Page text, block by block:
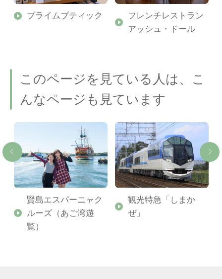
プライムブティック
フレンチレストラン
アッシュ・ドール
このページを見ている人は、こ
んなページも見ています
賢島エスパーニャク
ルーズ（あご湾遊
覧）
観光特急「しまか
ぜ」